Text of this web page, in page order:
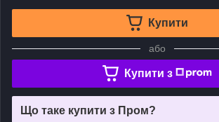
Купити
або
Купити з
Що таке купити з Пром?